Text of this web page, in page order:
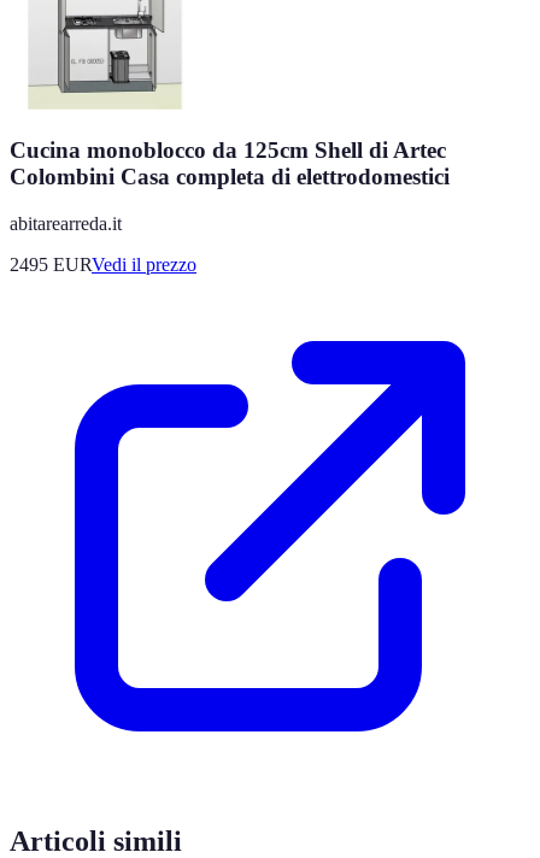
Cucina monoblocco da 125cm Shell di Artec
Colombini Casa completa di elettrodomestici
abitarearreda.it
2495 EURVedi il prezzo
Articoli simili